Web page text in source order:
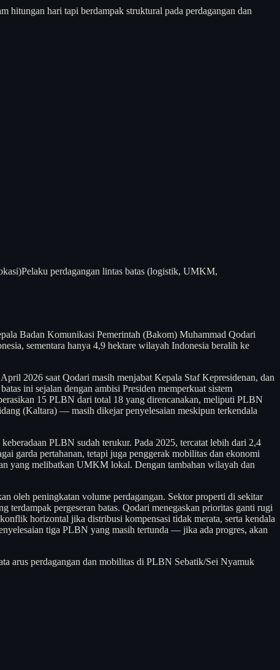
hitungan hari tapi berdampak struktural pada perdagangan dan
Pelaku perdagangan lintas batas (logistik, UMKM,
Badan Komunikasi Pemerintah (Bakom) Muhammad Qodari
sementara hanya 4,9 hektare wilayah Indonesia beralih ke
2026 saat Qodari masih menjabat Kepala Staf Kepresidenan, dan
ini sejalan dengan ambisi Presiden memperkuat sistem
15 PLBN dari total 18 yang direncanakan, meliputi PLBN
(Kaltara) — masih dikejar penyelesaian meskipun terkendala
PLBN sudah terukur. Pada 2025, tercatat lebih dari 2,4
garda pertahanan, tetapi juga penggerak mobilitas dan ekonomi
yang melibatkan UMKM lokal. Dengan tambahan wilayah dan
oleh peningkatan volume perdagangan. Sektor properti di sekitar
pergeseran batas. Qodari menegaskan prioritas ganti rugi
horizontal jika distribusi kompensasi tidak merata, serta kendala
tiga PLBN yang masih tertunda — jika ada progres, akan
arus perdagangan dan mobilitas di PLBN Sebatik/Sei Nyamuk